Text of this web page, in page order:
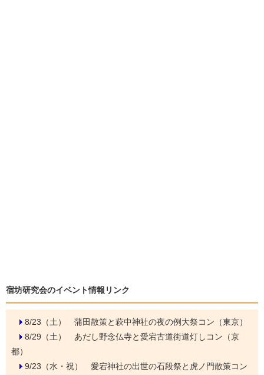
宿坊研究会のイベント情報リンク
8/23（土） 蒲田散策と萩中神社の夜の例大祭コン（東京）
8/29（土） あだし野念仏寺と愛宕古道街道灯しコン（京
都）
9/23（水・祝） 愛宕神社の出世の石段祭と虎ノ門散策コン